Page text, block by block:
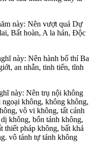
này: Nên vượt quả Dự
Bất hoàn, A la hán, Độc
này: Nên hành bố thí Ba
an nhẫn, tinh tiến, tĩnh
này: Nên trụ nội không
không, không không,
vô vi không, tất cánh
không, bổn tánh không,
thiết pháp không, bất khả
vô tánh tự tánh không